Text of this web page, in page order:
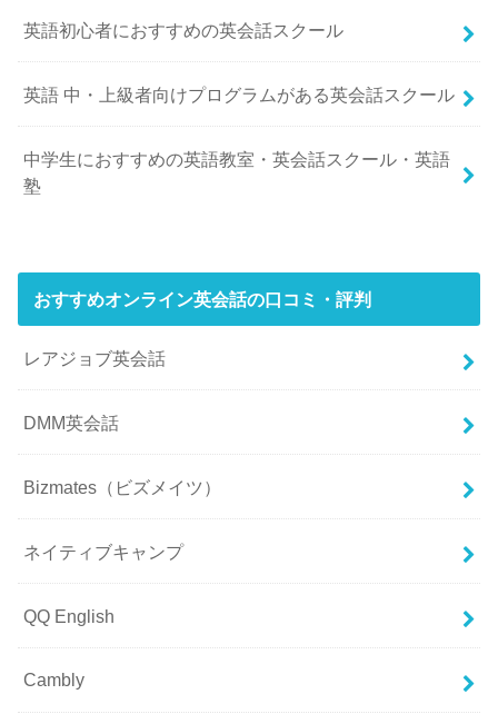
英語初心者におすすめの英会話スクール
英語 中・上級者向けプログラムがある英会話スクール
中学生におすすめの英語教室・英会話スクール・英語
塾
おすすめオンライン英会話の口コミ・評判
レアジョブ英会話
DMM英会話
Bizmates（ビズメイツ）
ネイティブキャンプ
QQ English
Cambly